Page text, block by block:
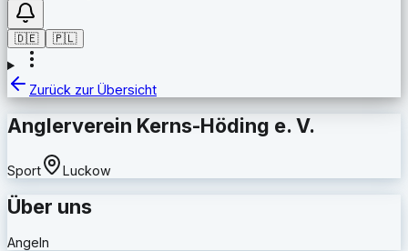
🇩🇪 🇵🇱
Zurück zur Übersicht
Anglerverein Kerns-Höding e. V.
Sport Luckow
Über uns
Angeln